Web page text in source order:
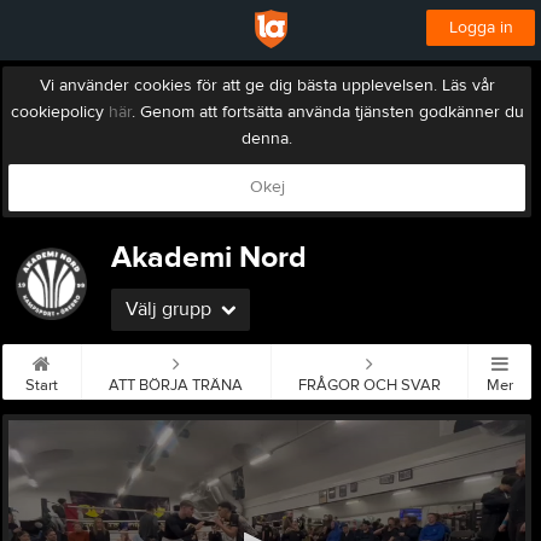
Logga in
Vi använder cookies för att ge dig bästa upplevelsen. Läs vår
cookiepolicy här. Genom att fortsätta använda tjänsten godkänner du
denna.
Okej
Akademi Nord
Välj grupp
Start ATT BÖRJA TRÄNA FRÅGOR OCH SVAR Mer